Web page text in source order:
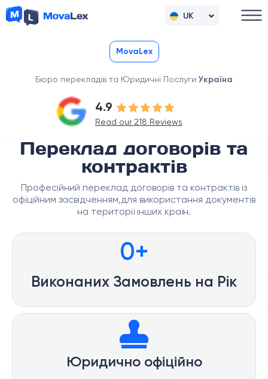
UK
RU
MovaLex
Бюро перекладів та Юридичні Послуги Україна
4.9
Read our 218 Reviews
Переклад договорів та
контрактів
Професійний переклад договорів та контрактів із
офіційним засвідченням,для використання документів
на території інших країн.
Виконаних Замовлень на Рік
0+
Юридично офіційно